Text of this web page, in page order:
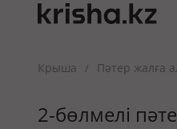
Крыша / Пәтер жалға
2-бөлмелі